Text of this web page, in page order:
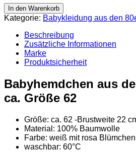
Babyhemdchen
Gr.
vintage
80er
Menge
In den Warenkorb
Kategorie: Babykleidung aus den
Beschreibung
Zusätzliche Informationen
Marke
Produktsicherheit
Babyhemdchen aus
ca. Größe 62
Größe: ca. 62 -Brustweite 22
Material: 100% Baumwolle
Farbe: weiß mit rosa
waschbar: 60°C